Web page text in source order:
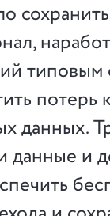
потерь
данных.
данные и